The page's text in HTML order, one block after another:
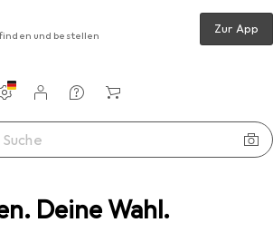
Deine Wahl.
und bestellen Zur App
Kraftwerk Mobilio 7